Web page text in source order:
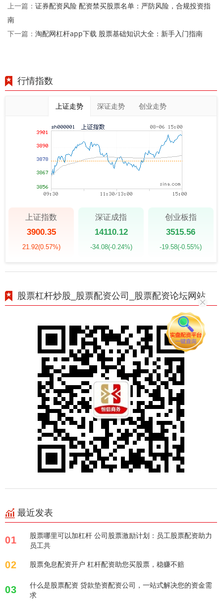
上一篇： 证券配资风险 配资禁买股票名单：严防风险，合规投资指
南
下一篇： 淘配网杠杆app下载 股票基础知识大全：新手入门指南
行情指数
上证走势 深证走势 创业走势
上证指数
3900.35
21.92(0.57%)
深证成指
14110.12
-34.08(-0.24%)
创业板指
3515.56
-19.58(-0.55%)
股票杠杆炒股_股票配资公司_股票配资论坛网站
最近发表
01
股票哪里可以加杠杆 公司股票激励计划：员工股票配资助力
员工共
02 股票免息配资开户 杠杆配资助您买股票，稳赚不赔
03
什么是股票配资 贷款垫资配资公司，一站式解决您的资金需
求